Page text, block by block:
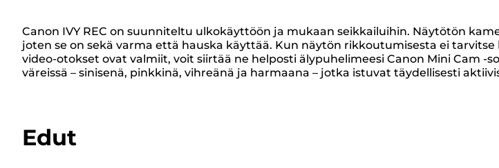
Canon IVY REC on suunniteltu ulkokäyttöön ja mukaan seikkailuihin. Näytötön
joten se on sekä varma että hauska käyttää. Kun näytön rikkoutumisesta ei
video-otokset ovat valmiit, voit siirtää ne helposti älypuhelimeesi Canon Mini Cam -
väreissä – sinisenä, pinkkinä, vihreänä ja harmaana – jotka istuvat täydellisesti
Edut